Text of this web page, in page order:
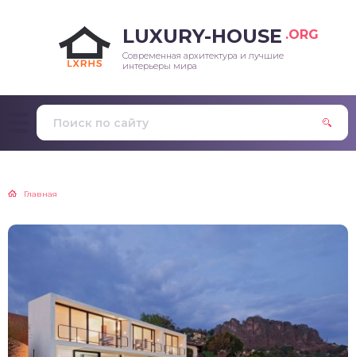
LUXURY-HOUSE .ORG
Современная архитектура и лучшие
интерьеры мира
Главная